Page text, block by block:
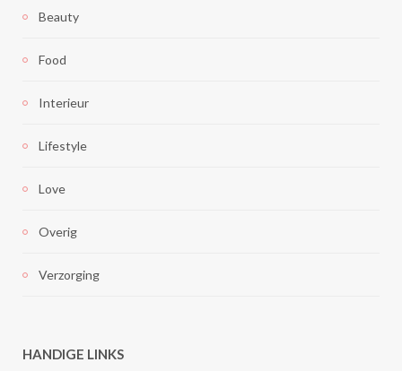
Beauty
Food
Interieur
Lifestyle
Love
Overig
Verzorging
HANDIGE LINKS